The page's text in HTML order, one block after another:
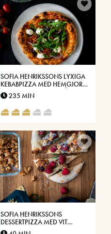
SOFIA HENRIKSSONS LYXIGA
KEBABPIZZA MED HEMGJORD
KEBAB OCH VITLÖKSSÅS MED
VÄSTERBOTTENSOST®
235 MIN
SOFIA HENRIKSSONS
DESSERTPIZZA MED VIT
CHOKLAD, HALLON,